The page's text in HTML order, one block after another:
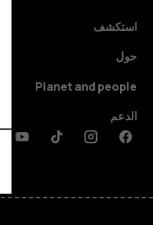
HMD Terra M
HMD DUB
HMD Watch
للأعمال
الأجهزة
استكشف
حول
Planet and people
الدعم
Facebook
Instagram
Tiktok